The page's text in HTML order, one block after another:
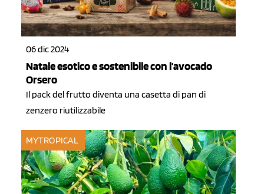
06 dic 2024
Natale esotico e sostenibile con l'avocado
Orsero
Il pack del frutto diventa una casetta di pan di
zenzero riutilizzabile
MYTROPICAL